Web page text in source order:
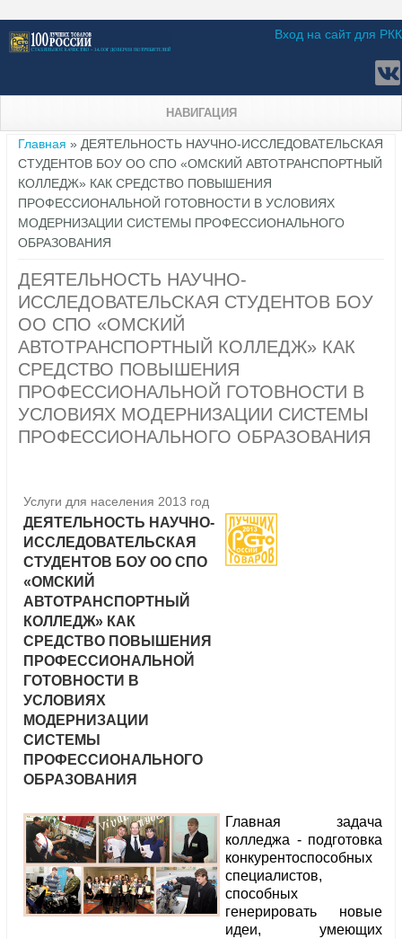
Вход на сайт для РКК
НАВИГАЦИЯ
Вы здесь
Главная » ДЕЯТЕЛЬНОСТЬ НАУЧНО-ИССЛЕДОВАТЕЛЬСКАЯ
СТУДЕНТОВ БОУ ОО СПО «ОМСКИЙ АВТОТРАНСПОРТНЫЙ
КОЛЛЕДЖ» КАК СРЕДСТВО ПОВЫШЕНИЯ
ПРОФЕССИОНАЛЬНОЙ ГОТОВНОСТИ В УСЛОВИЯХ
МОДЕРНИЗАЦИИ СИСТЕМЫ ПРОФЕССИОНАЛЬНОГО
ОБРАЗОВАНИЯ
ДЕЯТЕЛЬНОСТЬ НАУЧНО-
ИССЛЕДОВАТЕЛЬСКАЯ СТУДЕНТОВ БОУ
ОО СПО «ОМСКИЙ
АВТОТРАНСПОРТНЫЙ КОЛЛЕДЖ» КАК
СРЕДСТВО ПОВЫШЕНИЯ
ПРОФЕССИОНАЛЬНОЙ ГОТОВНОСТИ В
УСЛОВИЯХ МОДЕРНИЗАЦИИ СИСТЕМЫ
ПРОФЕССИОНАЛЬНОГО ОБРАЗОВАНИЯ
Услуги для населения 2013 год
ДЕЯТЕЛЬНОСТЬ НАУЧНО-
ИССЛЕДОВАТЕЛЬСКАЯ
СТУДЕНТОВ БОУ ОО СПО
«ОМСКИЙ
АВТОТРАНСПОРТНЫЙ
КОЛЛЕДЖ» КАК
СРЕДСТВО ПОВЫШЕНИЯ
ПРОФЕССИОНАЛЬНОЙ
ГОТОВНОСТИ В
УСЛОВИЯХ
МОДЕРНИЗАЦИИ
СИСТЕМЫ
ПРОФЕССИОНАЛЬНОГО
ОБРАЗОВАНИЯ
Главная задача
колледжа - подготовка
конкурентоспособных
специалистов,
способных
генерировать новые
идеи, умеющих